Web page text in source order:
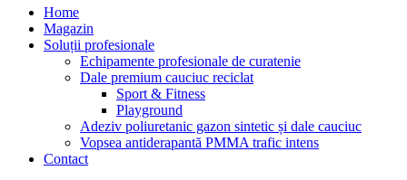
Home
Magazin
Soluții profesionale
Echipamente profesionale de curatenie
Dale premium cauciuc reciclat
Sport & Fitness
Playground
Adeziv poliuretanic gazon sintetic și dale cauciuc
Vopsea antiderapantă PMMA trafic intens
Contact